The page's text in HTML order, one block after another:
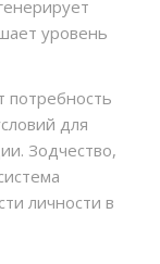
уровень
потребность
для
Зодчество,
личности в